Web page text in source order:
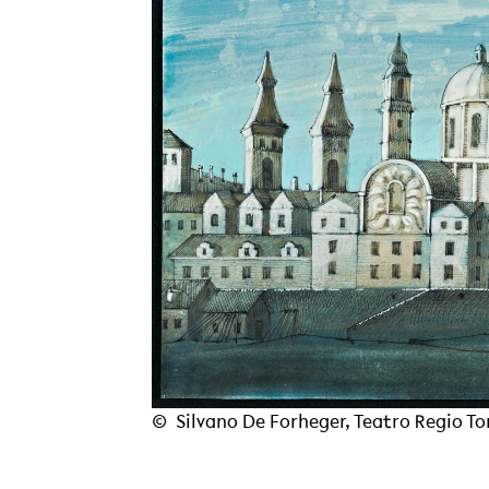
© Silvano De Forheger, Teatro Regio